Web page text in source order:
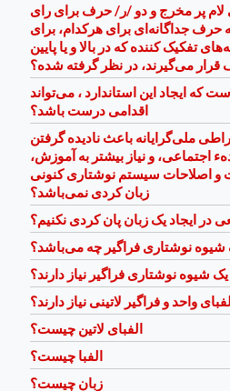
پر مخرج و دو /ر/ حرف برای رای
حرف جداگانه‌ای برای هرکدام، برای
تفکیک کننده که در بالا و یا پایین
می‌گیرند، در نظر گرفته شده؟
که ایجاد این استاندارد ، می‌تواند
اقدامی درست ‌باشد؟
ملی‌گرایانه باعث نادیده گرفتن
اجتماعی، و نیاز بیشتر به آموزش،
و اصلاحات سیستم نوشتاری کنونی
زبان کردی نمی‌باشد؟
ایجاد یک زبان پان کردی نکنیم؟
شیوه نوشتاری فراگیر چه می‌باشد؟
یک شیوه نوشتاری فراگیر نیاز دارند؟
واحد و فراگیر لاتینی نیاز دارند؟
الفبای لاتین چیست؟
الفبا چیست؟
زبان چیست؟